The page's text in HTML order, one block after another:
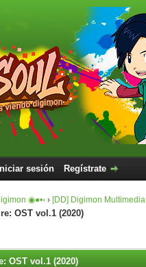
Iniciar sesión Regístrate
◉●•◦ › [DD] Digimon Multimedia
OST vol.1 (2020)
OST vol.1 (2020)